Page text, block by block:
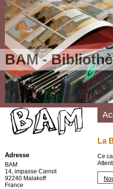
BAM -
La
Ce
Adresse
BAM
14, impasse Carnot
92240 Malakoff
France